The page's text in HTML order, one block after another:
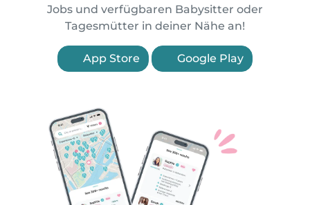
Jobs und verfügbaren Babysitter oder
Tagesmütter in deiner Nähe an!
App Store Google Play